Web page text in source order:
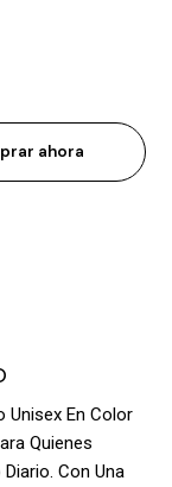
ahora
Unisex En Color
Quienes
Con Una